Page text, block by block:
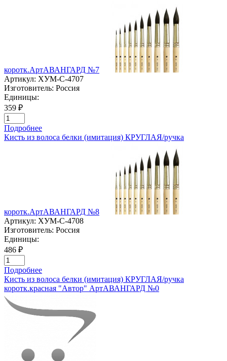
коротк.АртАВАНГАРД №7
Артикул: ХУМ-C-4707
Изготовитель: Россия
Единицы:
359 ₽
Подробнее
Кисть из волоса белки (имитация) КРУГЛАЯ/ручка
коротк.АртАВАНГАРД №8
Артикул: ХУМ-C-4708
Изготовитель: Россия
Единицы:
486 ₽
Подробнее
Кисть из волоса белки (имитация) КРУГЛАЯ/ручка
коротк.красная "Автор" АртАВАНГАРД №0